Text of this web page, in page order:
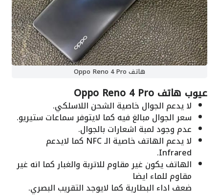
هاتف Oppo Reno 4 Pro
عيوب هاتف Oppo Reno 4 Pro
لا يدعم الجوال خاصية الشحن اللاسلكي.
سعر الجوال مبالغ فيه كما لايتوفر سماعات ستيريو.
عدم وجود لمبة اشعارات بالجوال.
لا يدعم الهاتف خاصية الـ NFC كما لايدعم
Infrared.
الهاتف يكون غير مقاوم للاتربة والغبار كما انه غير
مقاوم للماء ايضا
ضعف اداء البطارية كما لايوجد التقريب البصري.